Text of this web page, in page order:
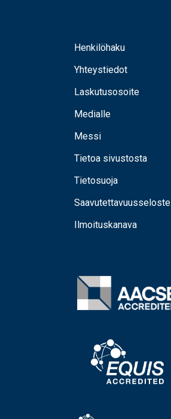
Henkilöhaku
Yhteystiedot
Laskutusosoite
Medialle
Messi
Tietoa sivustosta
Tietosuoja
Saavutettavuusseloste
Ilmoituskanava
Image
Image